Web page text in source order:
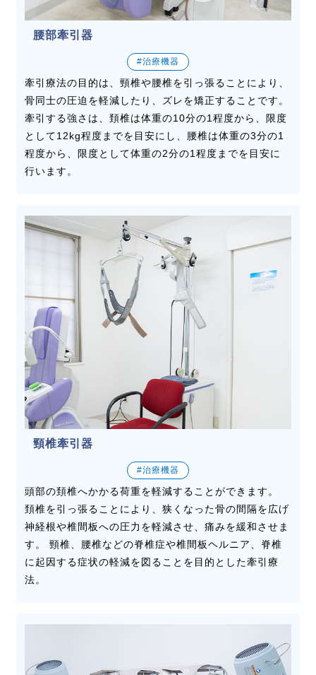
腰部牽引器
#治療機器
牽引療法の目的は、頸椎や腰椎を引っ張ることにより、
骨同士の圧迫を軽減したり、ズレを矯正することです。
牽引する強さは、頚椎は体重の10分の1程度から、限度
として12kg程度までを目安にし、腰椎は体重の3分の1
程度から、限度として体重の2分の1程度までを目安に
行います。
頸椎牽引器
#治療機器
頭部の頚椎へかかる荷重を軽減することができます。
頚椎を引っ張ることにより、狭くなった骨の間隔を広げ
神経根や椎間板への圧力を軽減させ、痛みを緩和させま
す。 頸椎、腰椎などの脊椎症や椎間板ヘルニア、脊椎
に起因する症状の軽減を図ることを目的とした牽引療
法。